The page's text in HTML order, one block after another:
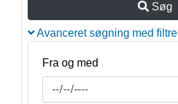
Søg
Avanceret søgning med filtre
Fra og med